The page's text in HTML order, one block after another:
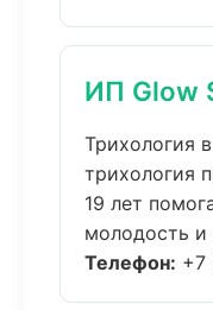
ИП Glow
Трихология
трихология
19 лет
молодость и
Телефон: +7